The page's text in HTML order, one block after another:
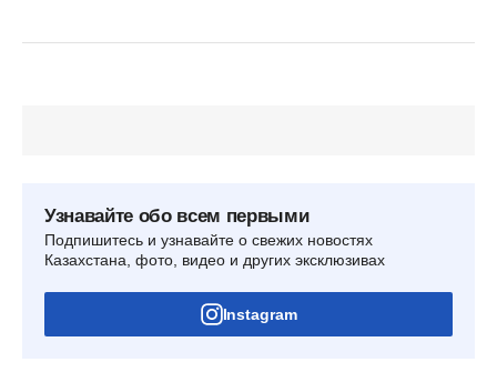
Узнавайте обо всем первыми
Подпишитесь и узнавайте о свежих новостях
Казахстана, фото, видео и других эксклюзивах
Instagram